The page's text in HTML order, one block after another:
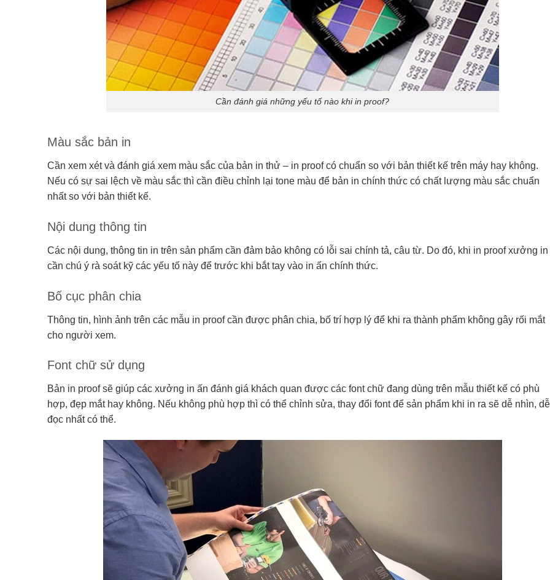
Cần đánh giá những yếu tố nào khi in proof?
Màu sắc bản in
Cần xem xét và đánh giá xem màu sắc của bản in thử – in proof có chuẩn so với bản thiết kế trên máy hay không.
Nếu có sự sai lệch về màu sắc thì cần điều chỉnh lại tone màu để bản in chính thức có chất lượng màu sắc chuẩn
nhất so với bản thiết kế.
Nội dung thông tin
Các nội dung, thông tin in trên sản phẩm cần đảm bảo không có lỗi sai chính tả, câu từ. Do đó, khi in proof xưởng in
cần chú ý rà soát kỹ các yếu tố này để trước khi bắt tay vào in ấn chính thức.
Bố cục phân chia
Thông tin, hình ảnh trên các mẫu in proof cần được phân chia, bố trí hợp lý để khi ra thành phẩm không gây rối mắt
cho người xem.
Font chữ sử dụng
Bản in proof sẽ giúp các xưởng in ấn đánh giá khách quan được các font chữ đang dùng trên mẫu thiết kế có phù
hợp, đẹp mắt hay không. Nếu không phù hợp thì có thể chỉnh sửa, thay đổi font để sản phẩm khi in ra sẽ dễ nhìn, dễ
đọc nhất có thể.